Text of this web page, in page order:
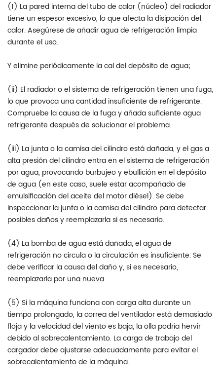
(1) La pared interna del tubo de calor (núcleo) del radiador
tiene un espesor excesivo, lo que afecta la disipación del
calor. Asegúrese de añadir agua de refrigeración limpia
durante el uso.
Y elimine periódicamente la cal del depósito de agua;
(ii) El radiador o el sistema de refrigeración tienen una fuga,
lo que provoca una cantidad insuficiente de refrigerante.
Compruebe la causa de la fuga y añada suficiente agua
refrigerante después de solucionar el problema.
(iii) La junta o la camisa del cilindro está dañada, y el gas a
alta presión del cilindro entra en el sistema de refrigeración
por agua, provocando burbujeo y ebullición en el depósito
de agua (en este caso, suele estar acompañado de
emulsificación del aceite del motor diésel). Se debe
inspeccionar la junta o la camisa del cilindro para detectar
posibles daños y reemplazarla si es necesario.
(4) La bomba de agua está dañada, el agua de
refrigeración no circula o la circulación es insuficiente. Se
debe verificar la causa del daño y, si es necesario,
reemplazarla por una nueva.
(5) Si la máquina funciona con carga alta durante un
tiempo prolongado, la correa del ventilador está demasiado
floja y la velocidad del viento es baja, la olla podría hervir
debido al sobrecalentamiento. La carga de trabajo del
cargador debe ajustarse adecuadamente para evitar el
sobrecalentamiento de la máquina.